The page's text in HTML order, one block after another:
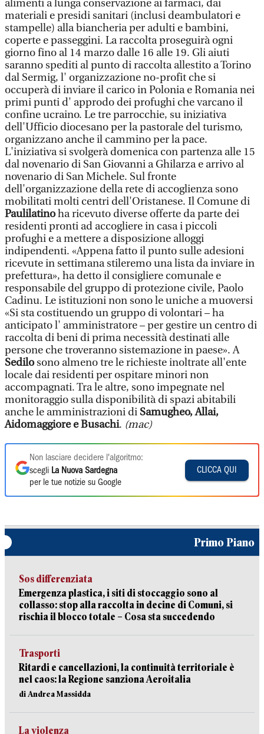
alimenti a lunga conservazione ai farmaci, dai
materiali e presidi sanitari (inclusi deambulatori e
stampelle) alla biancheria per adulti e bambini,
coperte e passeggini. La raccolta proseguirà ogni
giorno fino al 14 marzo dalle 16 alle 19. Gli aiuti
saranno spediti al punto di raccolta allestito a Torino
dal Sermig, l' organizzazione no-profit che si
occuperà di inviare il carico in Polonia e Romania nei
primi punti d' approdo dei profughi che varcano il
confine ucraino. Le tre parrocchie, su iniziativa
dell'Ufficio diocesano per la pastorale del turismo,
organizzano anche il cammino per la pace.
L'iniziativa si svolgerà domenica con partenza alle 15
dal novenario di San Giovanni a Ghilarza e arrivo al
novenario di San Michele. Sul fronte
dell'organizzazione della rete di accoglienza sono
mobilitati molti centri dell'Oristanese. Il Comune di
Paulilatinoha ricevuto diverse offerte da parte dei
residenti pronti ad accogliere in casa i piccoli
profughi e a mettere a disposizione alloggi
indipendenti. «Appena fatto il punto sulle adesioni
ricevute in settimana stileremo una lista da inviare in
prefettura», ha detto il consigliere comunale e
responsabile del gruppo di protezione civile, Paolo
Cadinu. Le istituzioni non sono le uniche a muoversi
«Si sta costituendo un gruppo di volontari – ha
anticipato l' amministratore – per gestire un centro di
raccolta di beni di prima necessità destinati alle
persone che troveranno sistemazione in paese». A
Sedilosono almeno tre le richieste inoltrate all'ente
locale dai residenti per ospitare minori non
accompagnati. Tra le altre, sono impegnate nel
monitoraggio sulla disponibilità di spazi abitabili
anche le amministrazioni di Samugheo, Allai,
Aidomaggiore e Busachi. (mac)
Non lasciare decidere l'algoritmo:
scegli La Nuova Sardegna
per le tue notizie su Google
CLICCA QUI
Primo Piano
Sos differenziata
Emergenza plastica, i siti di stoccaggio sono al
collasso: stop alla raccolta in decine di Comuni, si
rischia il blocco totale – Cosa sta succedendo
Trasporti
Ritardi e cancellazioni, la continuità territoriale è
nel caos: la Regione sanziona Aeroitalia
di Andrea Massidda
La violenza